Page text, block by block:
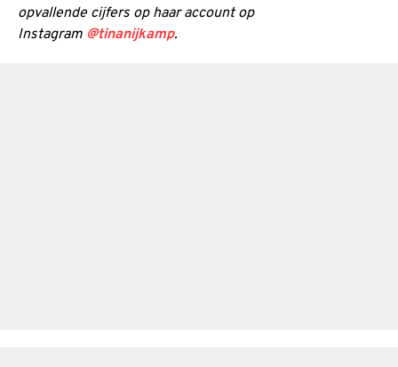
opvallende cijfers op haar account op
Instagram @tinanijkamp.